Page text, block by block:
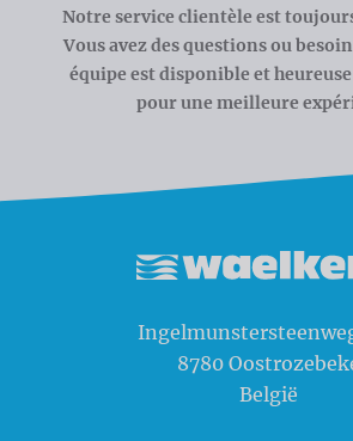
Notre service clientèle est
Vous avez des questions ou
équipe est disponible et
pour une meilleure
8780
België